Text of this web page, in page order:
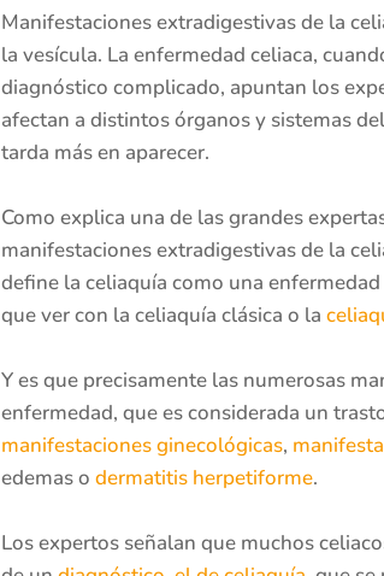
Manifestaciones extradigestivas de la
la vesícula. La enfermedad celiaca,
diagnóstico complicado, apuntan los
afectan a distintos órganos y sistemas
tarda más en aparecer.
Como explica una de las grandes
manifestaciones extradigestivas de la
define la celiaquía como una
que ver con la celiaquía clásica o la
Y es que precisamente las numerosas
enfermedad, que es considerada un
manifestaciones ginecológicas,
edemas o dermatitis herpetiforme.
Los expertos señalan que muchos